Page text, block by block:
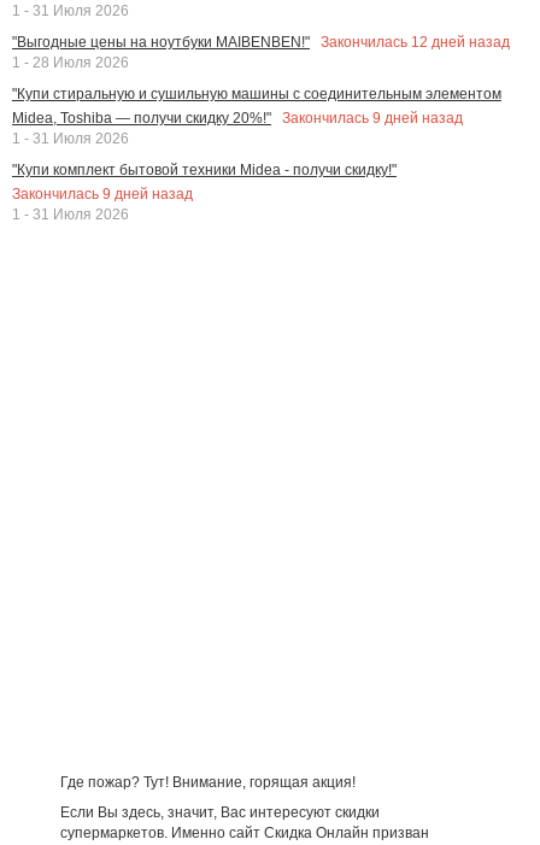
1 - 31 Июля 2026
"Выгодные цены на ноутбуки MAIBENBEN!"
Закончилась 12 дней назад
1 - 28 Июля 2026
"Купи стиральную и сушильную машины с соединительным элементом
Midea, Toshiba — получи скидку 20%!"
Закончилась 9 дней назад
1 - 31 Июля 2026
"Купи комплект бытовой техники Midea - получи скидку!"
Закончилась 9 дней назад
1 - 31 Июля 2026
Где пожар? Тут! Внимание, горящая акция!
Если Вы здесь, значит, Вас интересуют скидки
супермаркетов. Именно сайт Скидка Онлайн призван